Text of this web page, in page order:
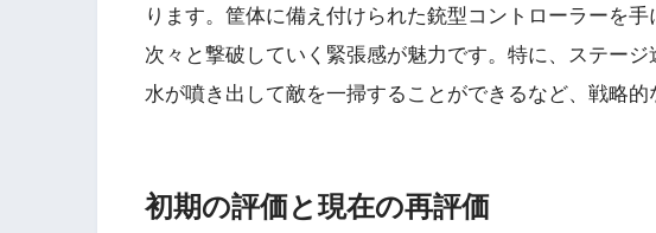
ります。筐体に備え付けられた銃型コントローラーを
次々と撃破していく緊張感が魅力です。特に、ステージ
水が噴き出して敵を一掃することができるなど、戦略的
初期の評価と現在の再評価